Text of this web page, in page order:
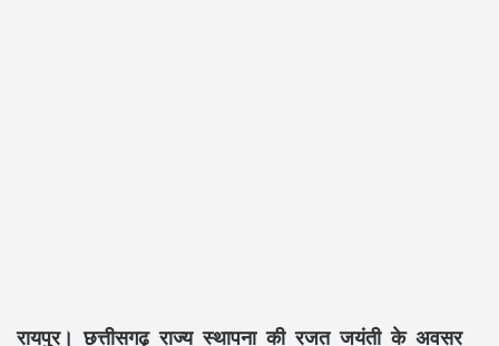
रायपुर। छत्तीसगढ़ राज्य स्थापना की रजत जयंती के अवसर